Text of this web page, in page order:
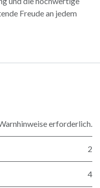
Freude an jedem
erforderlich.
2
4